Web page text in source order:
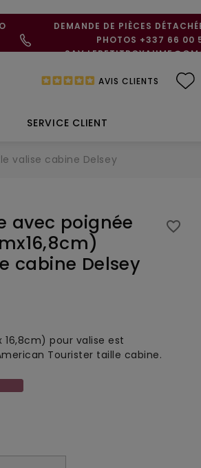
DEMANDE DE PIÈCES
PHOTOS +337 66 00
SERVICE CLIENT
AVIS CLIENTS
valise cabine Delsey
avec poignée
cabine Delsey
pour valise est
Tourister taille cabine.
favorite_border